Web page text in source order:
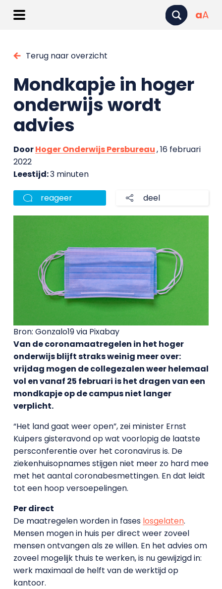
aA
Terug naar overzicht
Mondkapje in hoger
onderwijs wordt
advies
DoorHoger Onderwijs Persbureau, 16 februari
2022
Leestijd:3 minuten
reageer deel
Bron: Gonzalo19 via Pixabay
Van de coronamaatregelen in het hoger
onderwijs blijft straks weinig meer over:
vrijdag mogen de collegezalen weer helemaal
vol en vanaf 25 februari is het dragen van een
mondkapje op de campus niet langer
verplicht.
“Het land gaat weer open”, zei minister Ernst
Kuipers gisteravond op wat voorlopig de laatste
persconferentie over het coronavirus is. De
ziekenhuisopnames stijgen niet meer zo hard mee
met het aantal coronabesmettingen. En dat leidt
tot een hoop versoepelingen.
Per direct
De maatregelen worden in fases losgelaten.
Mensen mogen in huis per direct weer zoveel
mensen ontvangen als ze willen. En het advies om
zoveel mogelijk thuis te werken, is nu gewijzigd in:
werk maximaal de helft van de werktijd op
kantoor.